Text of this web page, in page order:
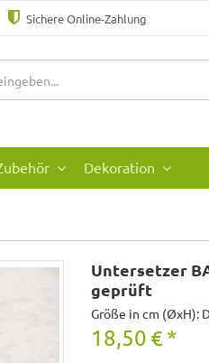
Sichere Online-Zahlung
Dekoration
Untersetzer
geprüft
Größe in cm (ØxH):
18,50 € *